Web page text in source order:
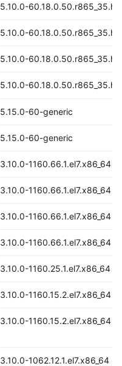
5.10.0-
5.10.0-
5.10.0-
5.10.0-
5.15.0-60-generic
5.15.0-60-generic
3.10.0-1160.66.1.el7.x86_64
3.10.0-1160.66.1.el7.x86_64
3.10.0-1160.66.1.el7.x86_64
3.10.0-1160.66.1.el7.x86_64
3.10.0-1160.25.1.el7.x86_64
3.10.0-1160.15.2.el7.x86_64
3.10.0-1160.15.2.el7.x86_64
3.10.0-1062.12.1.el7.x86_64